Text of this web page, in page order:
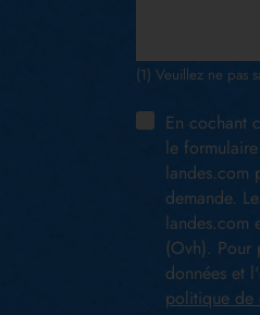
(1) Veuillez ne pas
En cochant
le
landes.com
demande.
landes.com
(Ovh). Pour
données et
politique de